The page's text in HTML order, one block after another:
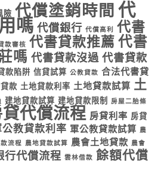
險 代償塗銷時間 代
嗎 代償銀行 代償高利
代書
款審核 代書貸款推薦 代書
嗎 代書貸款沒過 代書貸款
款陷阱 信貸試算 公教貸款 合法代書貸
款 土地貸款利率 土地貸款試算 土
建地貸款試算 建地貸款限制 房屋二胎條
貸代償流程 房貸利率 房貸
公教貸款利率 軍公教貸款試算
農
流程 農地貸款試算 農會土地貸款 農會
行代償流程 雲林借款 餘額代償